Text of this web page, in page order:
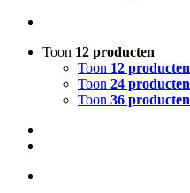
Toon 12 producten
Toon 12 producten
Toon 24 producten
Toon 36 producten